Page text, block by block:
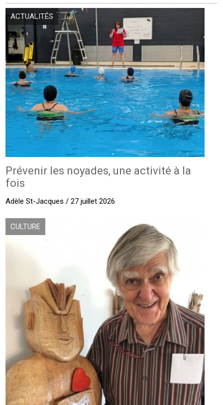
ACTUALITÉS
Prévenir les noyades, une activité à la
fois
Adèle St-Jacques / 27 juillet 2026
CULTURE